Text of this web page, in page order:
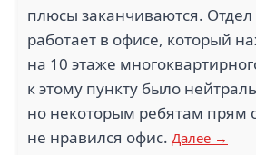
плюсы заканчиваются.
работает в офисе, который
на 10 этаже
к этому пункту было
но некоторым ребятам прям
не нравился офис. Далее →